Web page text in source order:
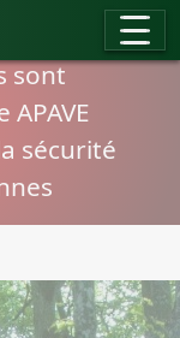
sont
sécurité